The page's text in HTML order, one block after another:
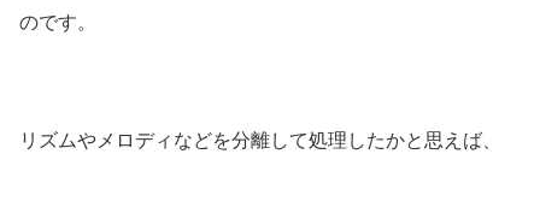
のです。
リズムやメロディなどを分離して処理したかと思えば、